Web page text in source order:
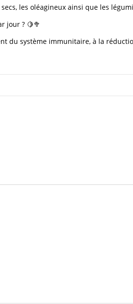
les oléagineux ainsi que les
jour ? 🍋🥦
du système immunitaire, à la